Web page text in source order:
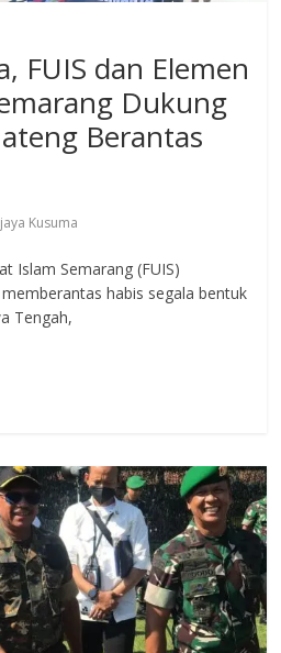
FUIS dan Elemen
Dukung
Berantas
Kusuma
Islam Semarang (FUIS)
habis segala bentuk
Tengah,